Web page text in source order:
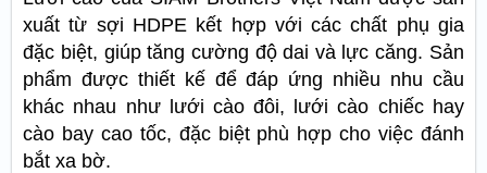
xuất từ sợi HDPE kết hợp với các chất phụ gia
đặc biệt, giúp tăng cường độ dai và lực căng. Sản
phẩm được thiết kế để đáp ứng nhiều nhu cầu
khác nhau như lưới cào đôi, lưới cào chiếc hay
cào bay cao tốc, đặc biệt phù hợp cho việc đánh
bắt xa bờ.